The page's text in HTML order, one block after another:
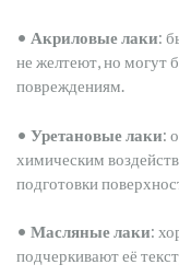
• Акриловые лаки:
не желтеют, но могут
повреждениям.
• Уретановые лаки:
химическим
подготовки
• Масляные лаки:
подчеркивают её